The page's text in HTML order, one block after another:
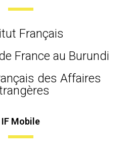
Français
France au Burundi
des Affaires
IF Mobile